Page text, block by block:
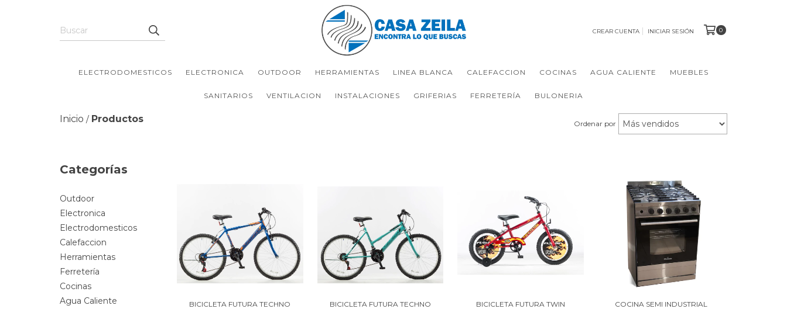
CREAR CUENTA INICIAR SESIÓN 0
ELECTRODOMESTICOS ELECTRONICA OUTDOOR HERRAMIENTAS LINEA BLANCA CALEFACCION COCINAS AGUA CALIENTE MUEBLES
SANITARIOS VENTILACION INSTALACIONES GRIFERIAS FERRETERÍA BULONERIA
Inicio / Productos Ordenar por
Categorías
Outdoor
Electronica
Electrodomesticos
Calefaccion
Herramientas
Ferretería
Cocinas
Agua Caliente
BICICLETA FUTURA TECHNO
BICICLETA FUTURA TECHNO
BICICLETA FUTURA TWIN
COCINA SEMI INDUSTRIAL